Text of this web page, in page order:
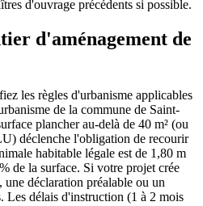
d'ouvrage précédents si possible.
d'aménagement de
les règles d'urbanisme applicables
de la commune de Saint-
plancher au-delà de 40 m² (ou
déclenche l'obligation de recourir
habitable légale est de 1,80 m
de la surface. Si votre projet crée
déclaration préalable ou un
Les délais d'instruction (1 à 2 mois